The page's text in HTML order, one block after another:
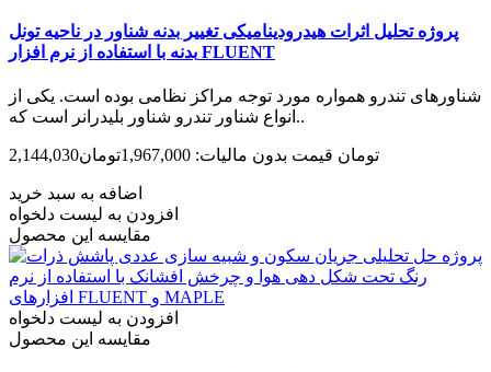
پروژه تحلیل اثرات هیدرودینامیکی تغییر بدنه شناور در ناحیه تونل
بدنه با استفاده از نرم افزار FLUENT
شناورهای تندرو همواره مورد توجه مراکز نظامی بوده است. یکی از
انواع شناور تندرو شناور بلیدرانر است که..
2,144,030تومان قیمت بدون مالیات: 1,967,000تومان
اضافه به سبد خرید
افزودن به لیست دلخواه
مقایسه این محصول
افزودن به لیست دلخواه
مقایسه این محصول